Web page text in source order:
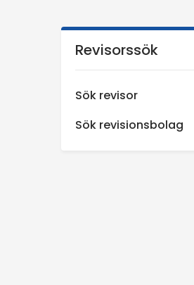
r
n
Revisorssök
Sök revisor
Sök revisionsbolag